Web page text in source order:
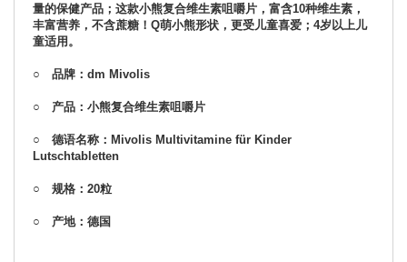
量的保健产品；这款小熊复合维生素咀嚼片，富含10种维生素，
丰富营养，不含蔗糖！Q萌小熊形状，更受儿童喜爱；4岁以上儿
童适用。
○ 品牌：dm Mivolis
○ 产品：小熊复合维生素咀嚼片
○ 德语名称：Mivolis Multivitamine für Kinder
Lutschtabletten
○ 规格：20粒
○ 产地：德国